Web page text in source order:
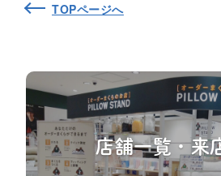
TOPページへ
店舗一覧・来